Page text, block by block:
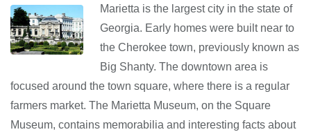
Marietta is the largest city in the state of
Georgia. Early homes were built near to
the Cherokee town, previously known as
Big Shanty. The downtown area is
focused around the town square, where there is a regular
farmers market. The Marietta Museum, on the Square
Museum, contains memorabilia and interesting facts about